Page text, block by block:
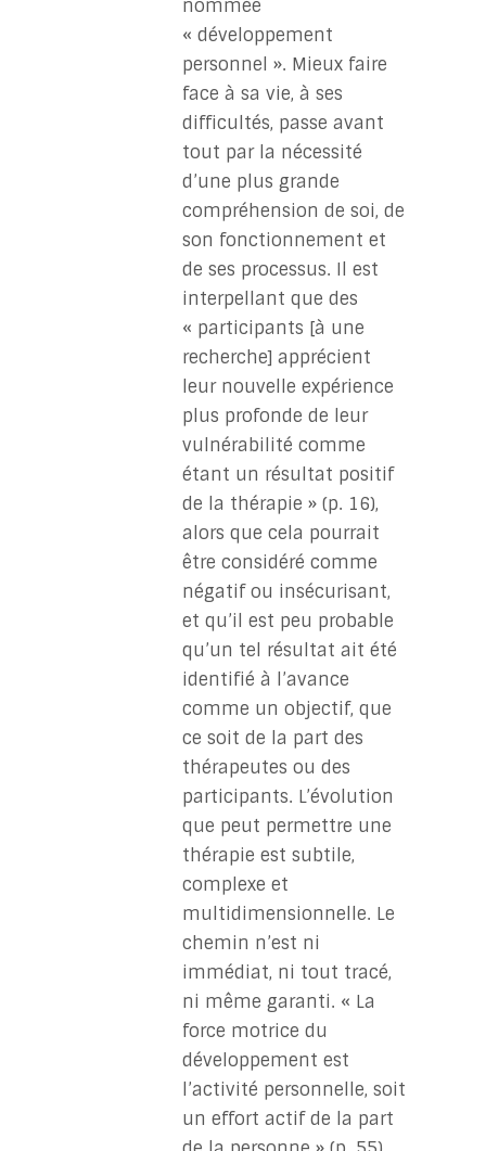
nommée
« développement
personnel ». Mieux faire
face à sa vie, à ses
difficultés, passe avant
tout par la nécessité
d’une plus grande
compréhension de soi, de
son fonctionnement et
de ses processus. Il est
interpellant que des
« participants [à une
recherche] apprécient
leur nouvelle expérience
plus profonde de leur
vulnérabilité comme
étant un résultat positif
de la thérapie » (p. 16),
alors que cela pourrait
être considéré comme
négatif ou insécurisant,
et qu’il est peu probable
qu’un tel résultat ait été
identifié à l’avance
comme un objectif, que
ce soit de la part des
thérapeutes ou des
participants. L’évolution
que peut permettre une
thérapie est subtile,
complexe et
multidimensionnelle. Le
chemin n’est ni
immédiat, ni tout tracé,
ni même garanti. « La
force motrice du
développement est
l’activité personnelle, soit
un effort actif de la part